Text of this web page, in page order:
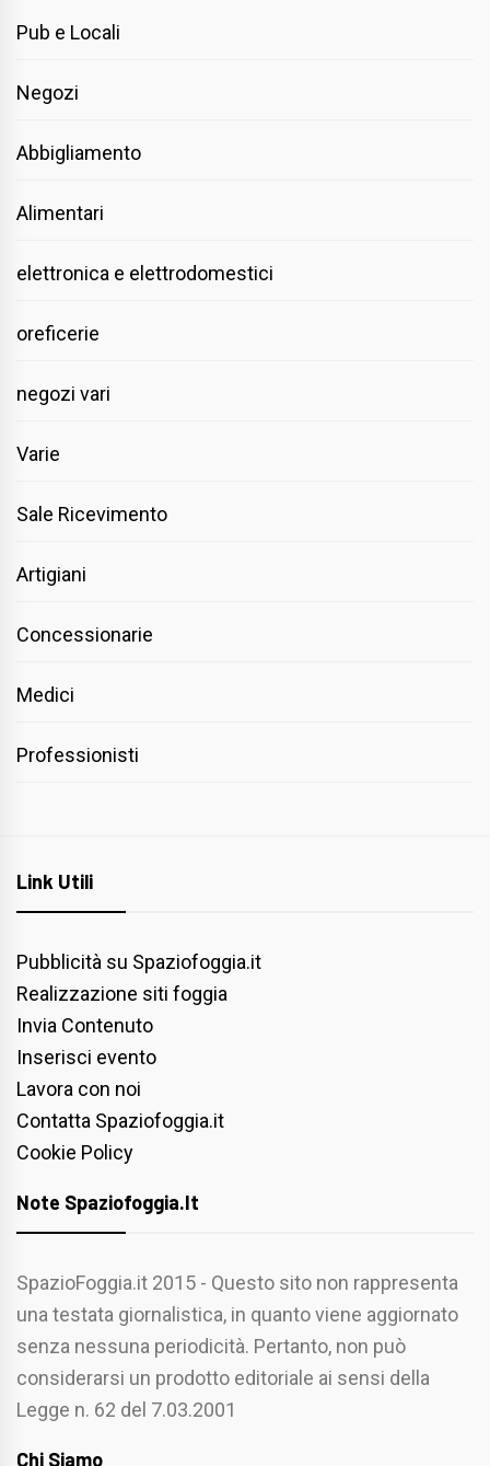
Pub e Locali
Negozi
Abbigliamento
Alimentari
elettronica e elettrodomestici
oreficerie
negozi vari
Varie
Sale Ricevimento
Artigiani
Concessionarie
Medici
Professionisti
Link Utili
Pubblicità su Spaziofoggia.it
Realizzazione siti foggia
Invia Contenuto
Inserisci evento
Lavora con noi
Contatta Spaziofoggia.it
Cookie Policy
Note Spaziofoggia.it
SpazioFoggia.it 2015 - Questo sito non rappresenta
una testata giornalistica, in quanto viene aggiornato
senza nessuna periodicità. Pertanto, non può
considerarsi un prodotto editoriale ai sensi della
Legge n. 62 del 7.03.2001
Chi Siamo